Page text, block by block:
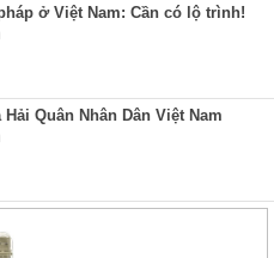
ở Việt Nam: Cần có lộ trình!
Quân Nhân Dân Việt Nam